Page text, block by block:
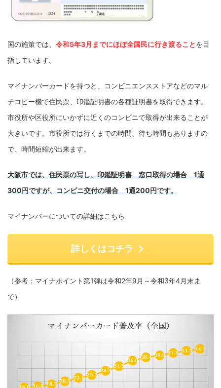
国の施策では、 令和5年3月までにほぼ全国民に行き渡ることを目
指しています。
マイナンバーカードを持つと、コンビニエンスストアなどのマル
チコピー機で住民票、印鑑証明書の各種証明書を取得できます。
市役所や区役所にいかずに近くのコンビニで取得が出来ることが
大きいです。市役所では行くまでの時間、待ち時間もありますの
で、時間短縮が出来ます。
大阪市では、住民票の写し、印鑑証明書 窓口取得の場合 1通
300円ですが、コンビニ交付の場合 1通200円です。
マイナンバーについての詳細はこちら
詳しくはコチラ
（参考：マイナポイント第1弾は令和2年9月～令和3年4月末ま
で）